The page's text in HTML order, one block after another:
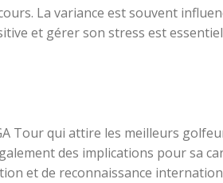
La variance est souvent
et gérer son stress est
Tour qui attire les meilleurs
des implications pour sa
et de reconnaissance